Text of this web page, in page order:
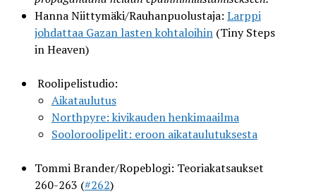
Hanna Niittymäki/Rauhanpuolustaja: Larppi
johdattaa Gazan lasten kohtaloihin(Tiny Steps
in Heaven)
Roolipelistudio:
Aikataulutus
Northpyre: kivikauden henkimaailma
Sooloroolipelit: eroon aikataulutuksesta
Tommi Brander/Ropeblogi: Teoriakatsaukset
260-263 (#262)